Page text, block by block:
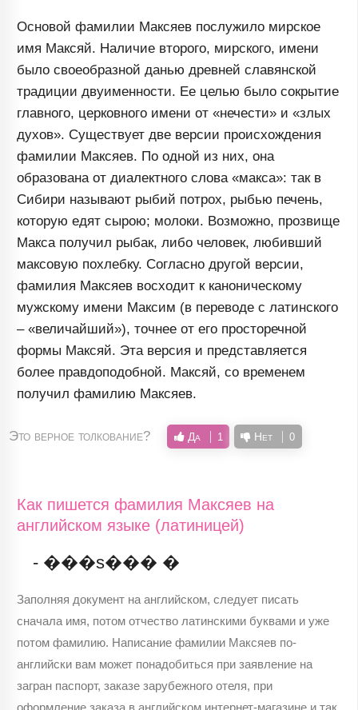
Основой фамилии Максяев послужило мирское
имя Максяй. Наличие второго, мирского, имени
было своеобразной данью древней славянской
традиции двуименности. Ее целью было сокрытие
главного, церковного имени от «нечести» и «злых
духов». Существует две версии происхождения
фамилии Максяев. По одной из них, она
образована от диалектного слова «макса»: так в
Сибири называют рыбий потрох, рыбью печень,
которую едят сырою; молоки. Возможно, прозвище
Макса получил рыбак, либо человек, любивший
максовую похлебку. Согласно другой версии,
фамилия Максяев восходит к каноническому
мужскому имени Максим (в переводе с латинского
– «величайший»), точнее от его просторечной
формы Максяй. Эта версия и представляется
более правдоподобной. Максяй, со временем
получил фамилию Максяев.
Это верное толкование? Да 1 Нет 0
Как пишется фамилия Максяев на
английском языке (латиницей)
- ���s��� �
Заполняя документ на английском, следует писать
сначала имя, потом отчество латинскими буквами и уже
потом фамилию. Написание фамилии Максяев по-
английски вам может понадобиться при заявление на
загран паспорт, заказе зарубежного отеля, при